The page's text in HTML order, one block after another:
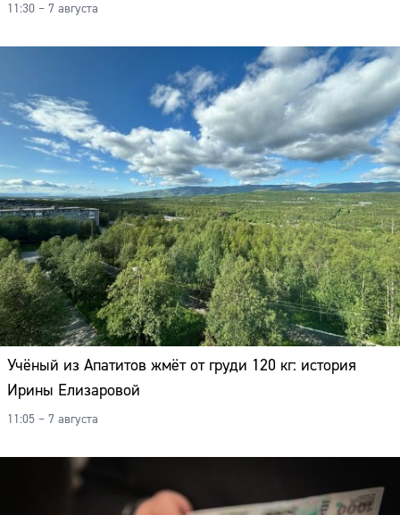
11:30 – 7 августа
Учёный из Апатитов жмёт от груди 120 кг: история
Ирины Елизаровой
11:05 – 7 августа
Сайт: